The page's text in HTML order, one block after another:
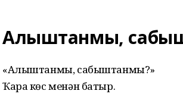
Алыштанмы,
«Алыштанмы, сабыштанмы?»
Ҡара көс менән батыр.